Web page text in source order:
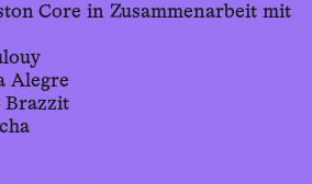
Core in Zusammenarbeit mit
Alegre
Brazzit